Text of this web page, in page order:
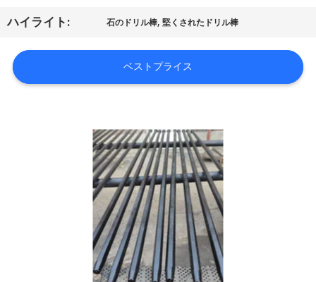
質
管
ハイライト: 石のドリル棒,堅くされたドリル棒
ベストプライス